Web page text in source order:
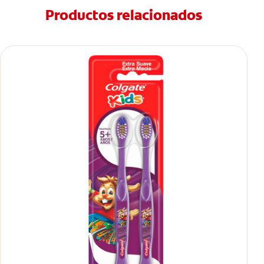
Productos relacionados